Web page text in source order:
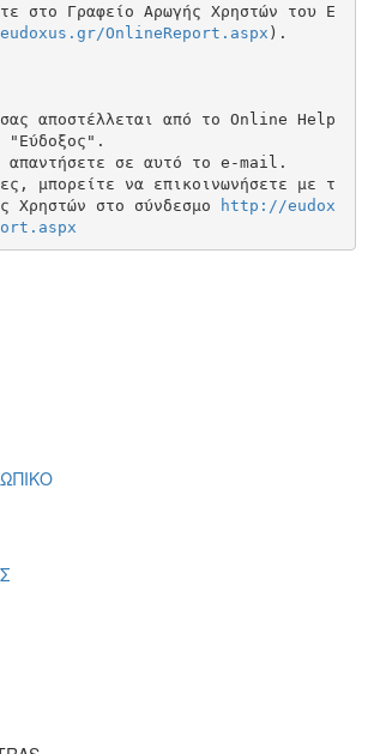
στο Γραφείο Αρωγής Χρηστών του Ε
OnlineReport.aspx ).
αποστέλλεται από το Online Help
"Εύδοξος".
απαντήσετε σε αυτό το e-mail.
μπορείτε να επικοινωνήσετε με τ
Χρηστών στο σύνδεσμο
http://eudox